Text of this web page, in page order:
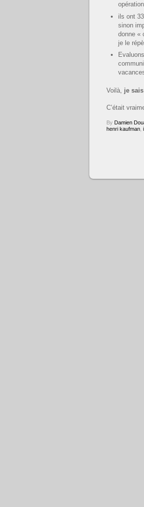
ils ont
sinon
donne «
je le
Voilà, je
C’était
By Damien
henri kaufman,